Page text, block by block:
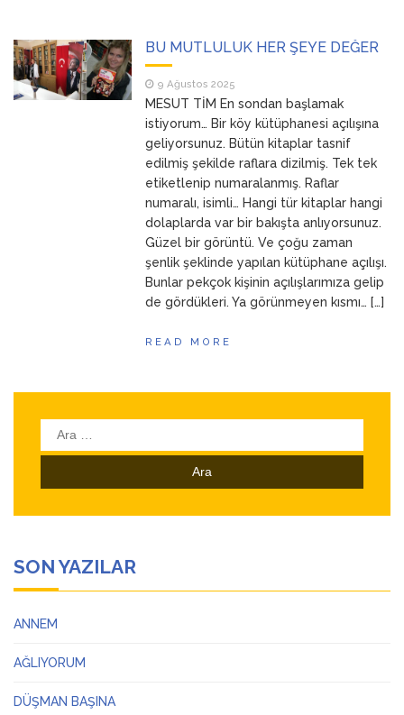
BU MUTLULUK HER ŞEYE DEĞER
9 Ağustos 2025
MESUT TİM En sondan başlamak
istiyorum… Bir köy kütüphanesi açılışına
geliyorsunuz. Bütün kitaplar tasnif
edilmiş şekilde raflara dizilmiş. Tek tek
etiketlenip numaralanmış. Raflar
numaralı, isimli… Hangi tür kitaplar hangi
dolaplarda var bir bakışta anlıyorsunuz.
Güzel bir görüntü. Ve çoğu zaman
şenlik şeklinde yapılan kütüphane açılışı.
Bunlar pekçok kişinin açılışlarımıza gelip
de gördükleri. Ya görünmeyen kısmı… […]
READ MORE
Arama:
SON YAZILAR
ANNEM
AĞLIYORUM
DÜŞMAN BAŞINA